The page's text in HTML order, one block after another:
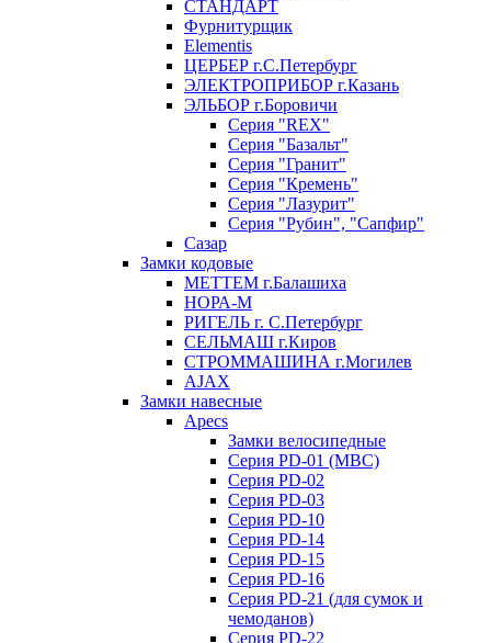
СТАНДАРТ
Фурнитурщик
Elementis
ЦЕРБЕР г.С.Петербург
ЭЛЕКТРОПРИБОР г.Казань
ЭЛЬБОР г.Боровичи
Серия "REX"
Серия "Базальт"
Серия "Гранит"
Серия "Кремень"
Серия "Лазурит"
Серия "Рубин", "Сапфир"
Сазар
Замки кодовые
МЕТТЕМ г.Балашиха
НОРА-М
РИГЕЛЬ г. С.Петербург
СЕЛЬМАШ г.Киров
СТРОММАШИНА г.Могилев
AJAX
Замки навесные
Apecs
Замки велосипедные
Серия PD-01 (МВС)
Серия PD-02
Серия PD-03
Серия PD-10
Серия PD-14
Серия PD-15
Серия PD-16
Серия PD-21 (для сумок и
чемоданов)
Серия PD-22